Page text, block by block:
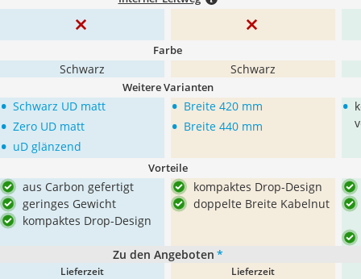
Farbe
Schwarz Schwarz
Weitere Varianten
• Schwarz UD matt
• Zero UD matt
• uD glänzend
• Breite 420 mm
• Breite 440 mm
•
Vorteile
aus Carbon gefertigt
geringes Gewicht
kompaktes Drop-Design
kompaktes Drop-Design
doppelte Breite Kabelnut
Zu den Angeboten *
Lieferzeit Lieferzeit